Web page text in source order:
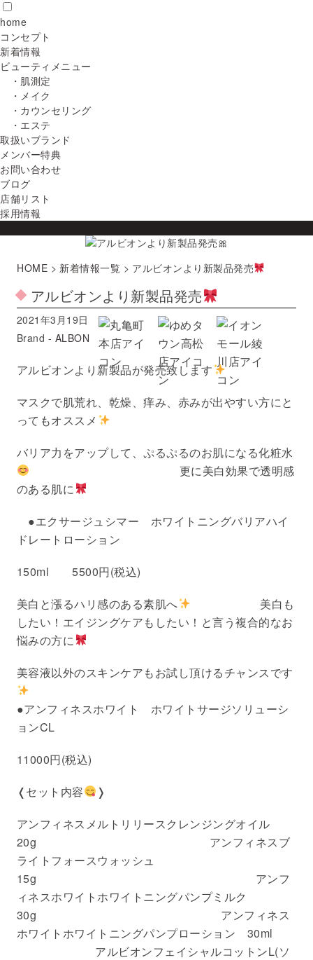
home
コンセプト
新着情報
ビューティメニュー
・肌測定
・メイク
・カウンセリング
・エステ
取扱いブランド
メンバー特典
お問い合わせ
ブログ
店舗リスト
採用情報
HOME > 新着情報一覧 > アルビオンより新製品発売
アルビオンより新製品発売
2021年3月19日
Brand - ALBON
アルビオンより新製品が発売致します
マスクで肌荒れ、乾燥、痒み、赤みが出やすい方にと
ってもオススメ
バリア力をアップして、ぷるぷるのお肌になる化粧水
更に美白効果で透明感
のある肌に
●エクサージュシマー ホワイトニングバリアハイ
ドレートローション
150ml 5500円(税込)
美白と漲るハリ感のある素肌へ
美白も
したい！エイジングケアもしたい！と言う複合的なお
悩みの方に
美容液以外のスキンケアもお試し頂けるチャンスです
●アンフィネスホワイト ホワイトサージソリューシ
ョンCL
11000円(税込)
❬セット内容
❭
アンフィネスメルトリリースクレンジングオイル
20g アンフィネスブ
ライトフォースウォッシュ
15g アンフ
ィネスホワイトホワイトニングパンプミルク
30g アンフィネス
ホワイトホワイトニングパンプローション 30ml
アルビオンフェイシャルコットンL(ソ